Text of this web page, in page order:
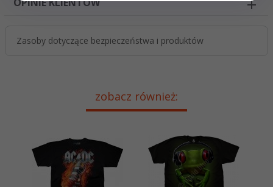
Zasoby dotyczące bezpieczeństwa i produktów
zobacz również: